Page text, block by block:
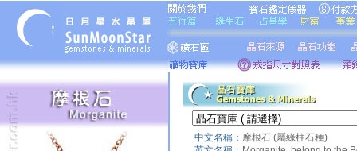
中文名稱： 摩根石 (屬綠柱石種)